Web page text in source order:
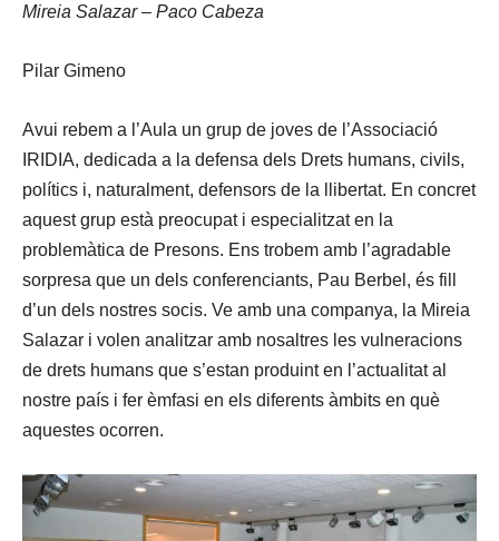
Mireia Salazar – Paco Cabeza
Pilar Gimeno
Avui rebem a l’Aula un grup de joves de l’Associació
IRIDIA, dedicada a la defensa dels Drets humans, civils,
polítics i, naturalment, defensors de la llibertat. En concret
aquest grup està preocupat i especialitzat en la
problemàtica de Presons. Ens trobem amb l’agradable
sorpresa que un dels conferenciants, Pau Berbel, és fill
d’un dels nostres socis. Ve amb una companya, la Mireia
Salazar i volen analitzar amb nosaltres les vulneracions
de drets humans que s’estan produint en l’actualitat al
nostre país i fer èmfasi en els diferents àmbits en què
aquestes ocorren.